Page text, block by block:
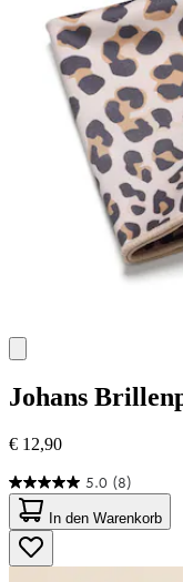
Johans
€ 12,90
5.0 (8)
5.0
von
5
Sternen.
8
In den Warenkorb